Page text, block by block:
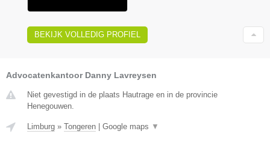
BEKIJK VOLLEDIG PROFIEL
Advocatenkantoor Danny Lavreysen
Niet gevestigd in de plaats Hautrage en in de provincie
Henegouwen.
Limburg » Tongeren Google maps ▼